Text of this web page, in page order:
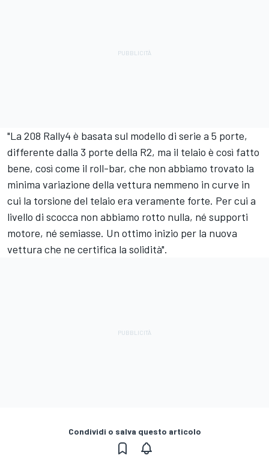
"La 208 Rally4 è basata sul modello di serie a 5 porte,
differente dalla 3 porte della R2, ma il telaio è così fatto
bene, così come il roll-bar, che non abbiamo trovato la
minima variazione della vettura nemmeno in curve in
cui la torsione del telaio era veramente forte. Per cui a
livello di scocca non abbiamo rotto nulla, né supporti
motore, né semiasse. Un ottimo inizio per la nuova
vettura che ne certifica la solidità".
Condividi o salva questo articolo